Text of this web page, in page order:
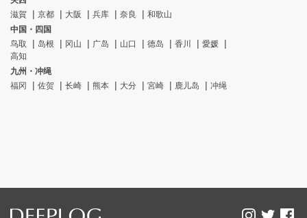
滋賀
京都 大阪 兵库 奈良
和歌山
中国・四国
鸟取
岛根 冈山 广岛 山口 德岛 香川
愛媛
高知
九州・冲绳
福冈
佐贺 长崎 熊本 大分 宮崎 鹿儿岛 冲绳